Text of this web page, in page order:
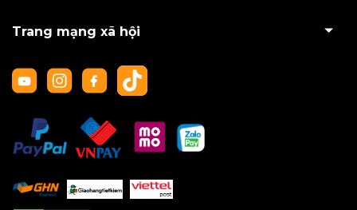
Trang mạng xã hội